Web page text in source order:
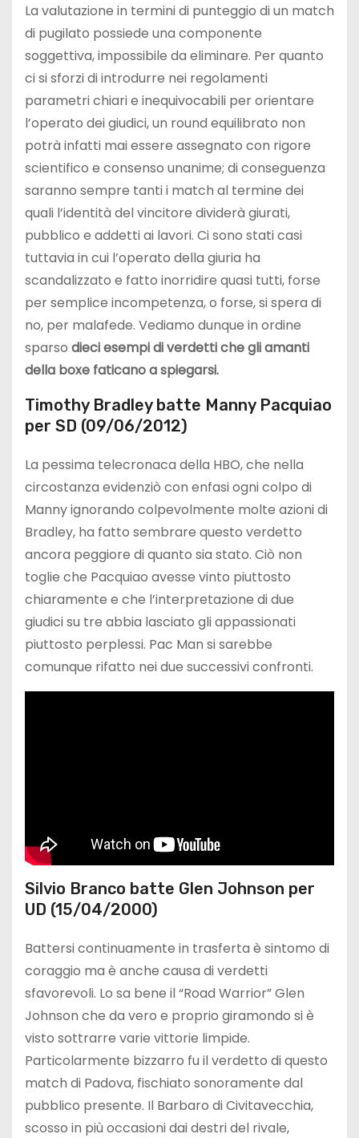
La valutazione in termini di punteggio di un match
di pugilato possiede una componente
soggettiva, impossibile da eliminare. Per quanto
ci si sforzi di introdurre nei regolamenti
parametri chiari e inequivocabili per orientare
l’operato dei giudici, un round equilibrato non
potrà infatti mai essere assegnato con rigore
scientifico e consenso unanime; di conseguenza
saranno sempre tanti i match al termine dei
quali l’identità del vincitore dividerà giurati,
pubblico e addetti ai lavori. Ci sono stati casi
tuttavia in cui l’operato della giuria ha
scandalizzato e fatto inorridire quasi tutti, forse
per semplice incompetenza, o forse, si spera di
no, per malafede. Vediamo dunque in ordine
sparso dieci esempi di verdetti che gli amanti
della boxe faticano a spiegarsi.
Timothy Bradley batte Manny Pacquiao
per SD (09/06/2012)
La pessima telecronaca della HBO, che nella
circostanza evidenziò con enfasi ogni colpo di
Manny ignorando colpevolmente molte azioni di
Bradley, ha fatto sembrare questo verdetto
ancora peggiore di quanto sia stato. Ciò non
toglie che Pacquiao avesse vinto piuttosto
chiaramente e che l’interpretazione di due
giudici su tre abbia lasciato gli appassionati
piuttosto perplessi. Pac Man si sarebbe
comunque rifatto nei due successivi confronti.
Silvio Branco batte Glen Johnson per
UD (15/04/2000)
Battersi continuamente in trasferta è sintomo di
coraggio ma è anche causa di verdetti
sfavorevoli. Lo sa bene il “Road Warrior” Glen
Johnson che da vero e proprio giramondo si è
visto sottrarre varie vittorie limpide.
Particolarmente bizzarro fu il verdetto di questo
match di Padova, fischiato sonoramente dal
pubblico presente. Il Barbaro di Civitavecchia,
scosso in più occasioni dai destri del rivale,